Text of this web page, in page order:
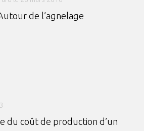
de l’agnelage
du coût de production d’un